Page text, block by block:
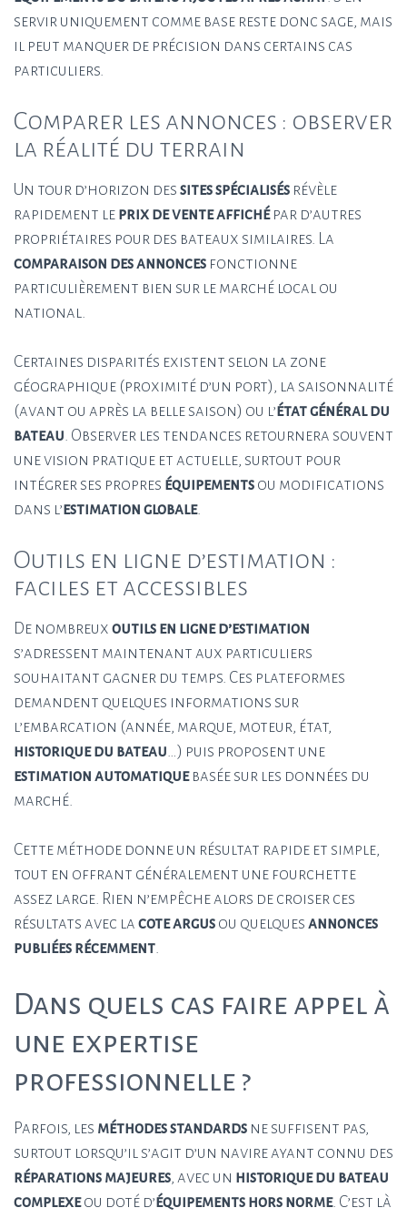
servir uniquement comme base reste donc sage, mais
il peut manquer de précision dans certains cas
particuliers.
Comparer les annonces : observer
la réalité du terrain
Un tour d’horizon des sites spécialisés révèle
rapidement le prix de vente affichépar d’autres
propriétaires pour des bateaux similaires. La
comparaison des annonces fonctionne
particulièrement bien sur le marché local ou
national.
Certaines disparités existent selon la zone
géographique (proximité d’un port), la saisonnalité
(avant ou après la belle saison) ou l’état général du
bateau. Observer les tendances retournera souvent
une vision pratique et actuelle, surtout pour
intégrer ses propres équipements ou modifications
dans l’estimation globale.
Outils en ligne d’estimation :
faciles et accessibles
De nombreux outils en ligne d’estimation
s’adressent maintenant aux particuliers
souhaitant gagner du temps. Ces plateformes
demandent quelques informations sur
l’embarcation (année, marque, moteur, état,
historique du bateau…) puis proposent une
estimation automatiquebasée sur les données du
marché.
Cette méthode donne un résultat rapide et simple,
tout en offrant généralement une fourchette
assez large. Rien n’empêche alors de croiser ces
résultats avec la cote argus ou quelques annonces
publiées récemment.
Dans quels cas faire appel à
une expertise
professionnelle ?
Parfois, les méthodes standards ne suffisent pas,
surtout lorsqu’il s’agit d’un navire ayant connu des
réparations majeures , avec un historique du bateau
complexeou doté d’équipements hors norme. C’est là